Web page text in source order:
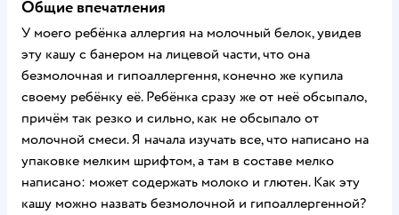
Общие впечатления
У моего ребёнка аллергия на молочный белок, увидев
эту кашу с банером на лицевой части, что она
безмолочная и гипоаллергення, конечно же купила
своему ребёнку её. Ребёнка сразу же от неё обсыпало,
причём так резко и сильно, как не обсыпало от
молочной смеси. Я начала изучать все, что написано на
упаковке мелким шрифтом, а там в составе мелко
написано: может содержать молоко и глютен. Как эту
кашу можно назвать безмолочной и гипоаллергенной?